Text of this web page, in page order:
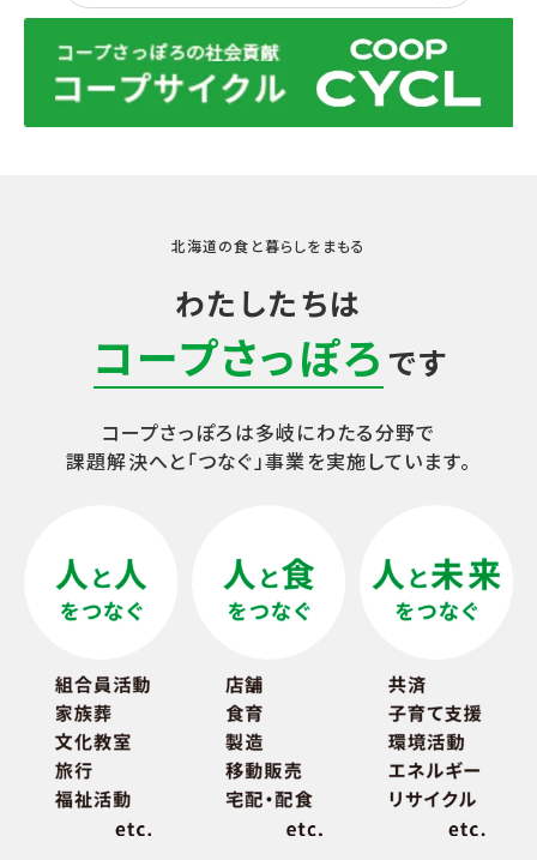
北海道の食と暮らしをまもる
わたしたちは
コープさっぽろ です
コープさっぽろは多岐にわたる分野で
課題解決へと「つなぐ」事業を実施しています。